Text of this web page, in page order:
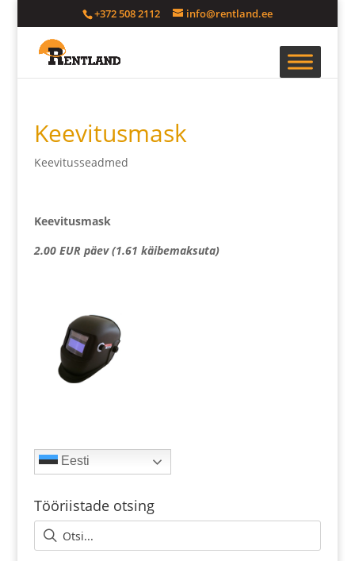
+372 508 2112 info@rentland.ee
Keevitusmask
Keevitusseadmed
Keevitusmask
2.00 EUR päev (1.61 käibemaksuta)
Eesti
Tööriistade otsing